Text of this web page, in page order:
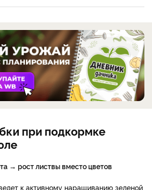
при подкормке
→ рост листвы вместо цветов
к активному наращиванию зеленой